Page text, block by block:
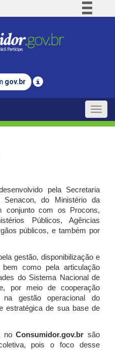
Comunica BR
Legislação
gov.br
Toggle
pela Secretaria
do Ministério da
conjunto com os Procons,
Públicos, Agências
públicos, e também por
gestão, disponibilização e
bem como pela articulação
do Sistema Nacional de
por meio de cooperação
na gestão operacional do
estratégica de sua base de
noConsumidor.gov.br são
pois o foco desse